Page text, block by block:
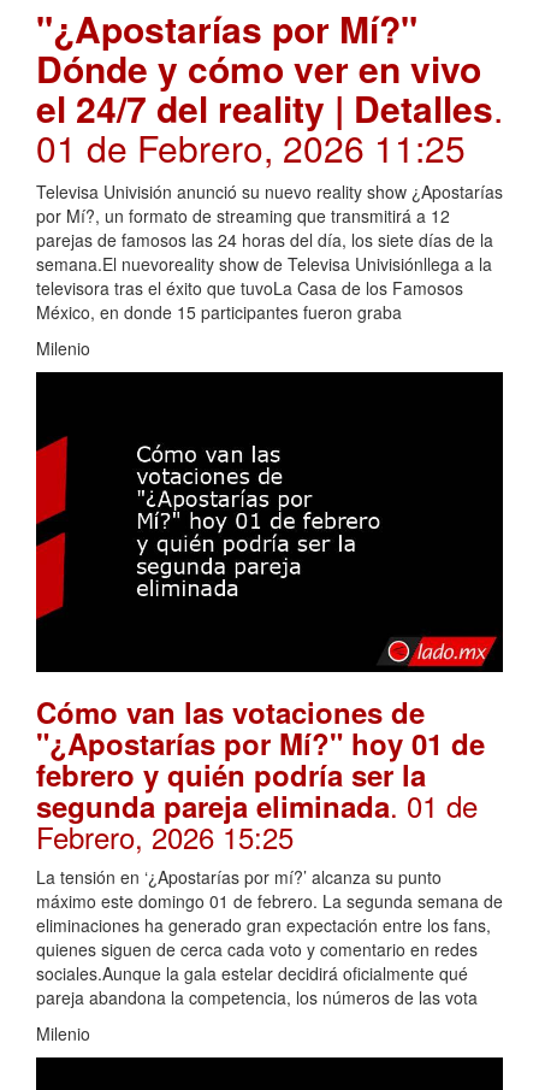
"¿Apostarías por Mí?"
Dónde y cómo ver en vivo
el 24/7 del reality | Detalles.
01 de Febrero, 2026 11:25
Televisa Univisión anunció su nuevo reality show ¿Apostarías
por Mí?, un formato de streaming que transmitirá a 12
parejas de famosos las 24 horas del día, los siete días de la
semana.El nuevoreality show de Televisa Univisiónllega a la
televisora tras el éxito que tuvoLa Casa de los Famosos
México, en donde 15 participantes fueron graba
Milenio
Cómo van las votaciones de
"¿Apostarías por Mí?" hoy 01 de
febrero y quién podría ser la
segunda pareja eliminada. 01 de
Febrero, 2026 15:25
La tensión en ‘¿Apostarías por mí?’ alcanza su punto
máximo este domingo 01 de febrero. La segunda semana de
eliminaciones ha generado gran expectación entre los fans,
quienes siguen de cerca cada voto y comentario en redes
sociales.Aunque la gala estelar decidirá oficialmente qué
pareja abandona la competencia, los números de las vota
Milenio